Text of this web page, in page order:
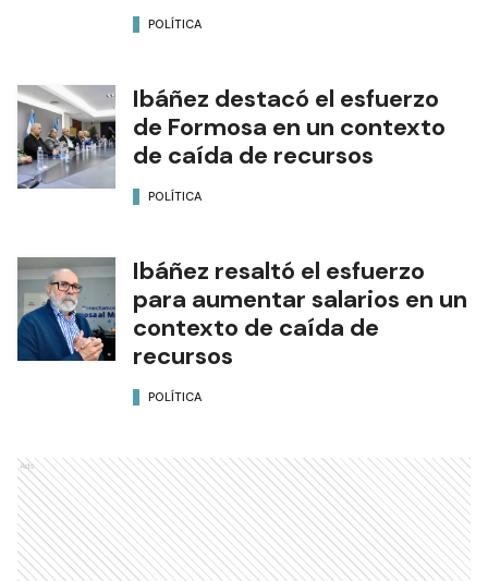
POLÍTICA
Ibáñez destacó el esfuerzo
de Formosa en un contexto
de caída de recursos
POLÍTICA
Ibáñez resaltó el esfuerzo
para aumentar salarios en un
contexto de caída de
recursos
POLÍTICA
Ads